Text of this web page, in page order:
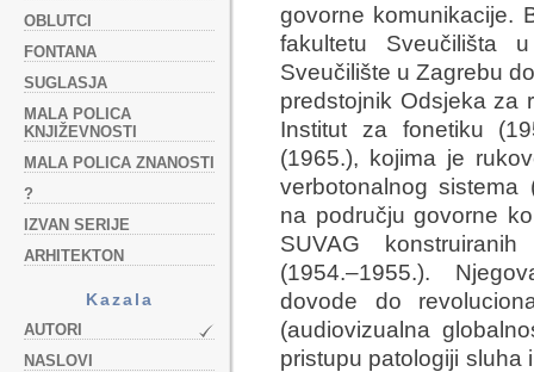
OBLUTCI
FONTANA
SUGLASJA
MALA POLICA
KNJIŽEVNOSTI
MALA POLICA ZNANOSTI
?
IZVAN SERIJE
ARHITEKTON
Kazala
AUTORI
NASLOVI
govorne komunikacije.
fakultetu Sveučilišta
Sveučilište u Zagrebu
predstojnik Odsjeka za
Institut za fonetiku
(1965.), kojima je
verbotonalnog sistema
na području govorne
SUVAG
(1954.–1955.).
dovode do
(audiovizualna
pristupu patologiji sluha